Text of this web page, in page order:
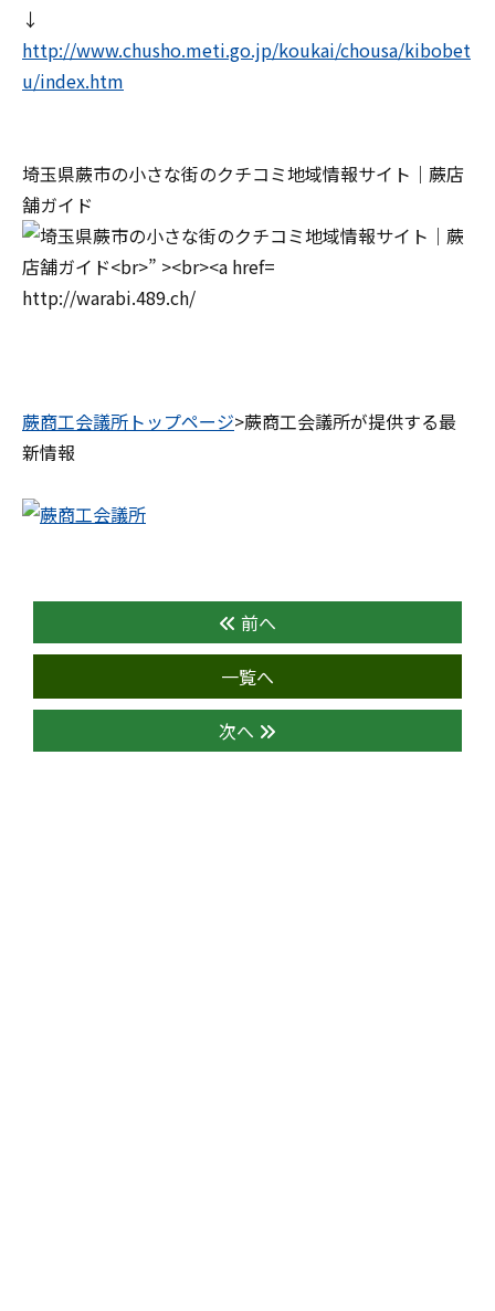
↓
http://www.chusho.meti.go.jp/koukai/chousa/kibobet
u/index.htm
埼玉県蕨市の小さな街のクチコミ地域情報サイト｜蕨店
舗ガイド
http://warabi.489.ch/
蕨商工会議所トップページ>蕨商工会議所が提供する最
新情報
前へ
一覧へ
次へ